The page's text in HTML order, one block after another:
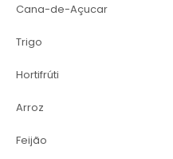
Cana-de-Açucar
Trigo
Hortifrúti
Arroz
Feijão